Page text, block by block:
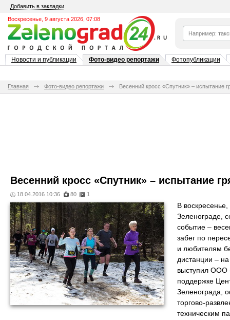
Добавить в закладки
Воскресенье, 9 августа 2026, 07:08
Новости и публикации Фото-видео репортажи Фотопубликации
Главная Фото-видео репортажи Весенний кросс «Спутник» – испытание
Весенний кросс «Спутник» – испытание
18.04.2016 10:36 80 1
В
Зеленограде,
событие –
забег по
и любителям
дистанции –
выступил ООО
поддержке
Зеленограда,
торгово-
техническим